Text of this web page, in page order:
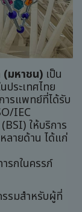
(มหาชน) เป็น
ระเทศไทย
รแพทย์ที่ได้รับ
IEC
ให้บริการ
ลายด้าน ได้แก่
รกในครรภ์
รมสำหรับผู้ที่